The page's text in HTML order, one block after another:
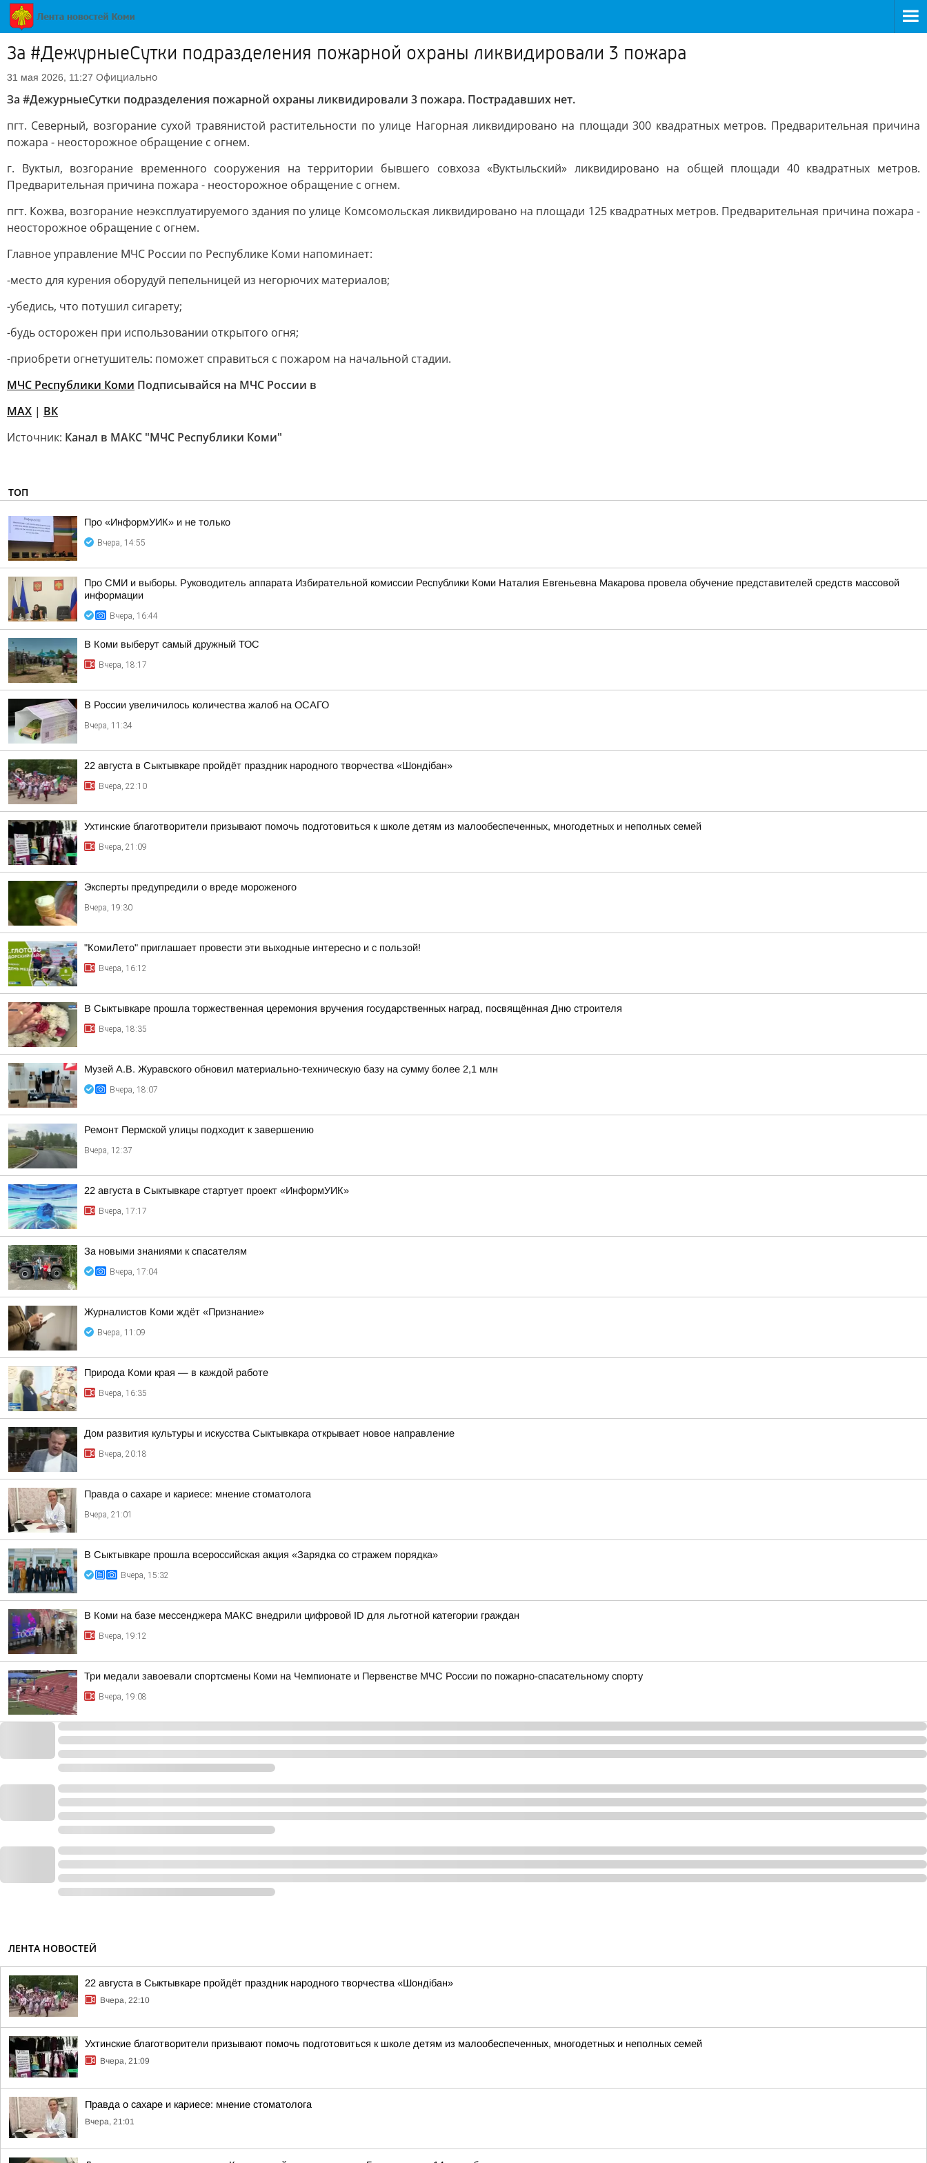
За #ДежурныеСутки подразделения пожарной охраны ликвидировали 3 пожара
31 мая 2026, 11:27 Официально
За #ДежурныеСутки подразделения пожарной охраны ликвидировали 3 пожара. Пострадавших нет.
пгт. Северный, возгорание сухой травянистой растительности по улице Нагорная ликвидировано на площади 300 квадратных метров. Предварительная причина
пожара - неосторожное обращение с огнем.
г. Вуктыл, возгорание временного сооружения на территории бывшего совхоза «Вуктыльский» ликвидировано на общей площади 40 квадратных метров.
Предварительная причина пожара - неосторожное обращение с огнем.
пгт. Кожва, возгорание неэксплуатируемого здания по улице Комсомольская ликвидировано на площади 125 квадратных метров. Предварительная причина пожара -
неосторожное обращение с огнем.
Главное управление МЧС России по Республике Коми напоминает:
-место для курения оборудуй пепельницей из негорючих материалов;
-убедись, что потушил сигарету;
-будь осторожен при использовании открытого огня;
-приобрети огнетушитель: поможет справиться с пожаром на начальной стадии.
МЧС Республики Коми Подписывайся на МЧС России в
MAX | ВК
Источник: Канал в МАКС "МЧС Республики Коми"
ТОП
Про «ИнформУИК» и не только
Вчера, 14:55
Про СМИ и выборы. Руководитель аппарата Избирательной комиссии Республики Коми Наталия Евгеньевна Макарова провела обучение представителей средств массовой
информации
Вчера, 16:44
В Коми выберут самый дружный ТОС
Вчера, 18:17
В России увеличилось количества жалоб на ОСАГО
Вчера, 11:34
22 августа в Сыктывкаре пройдёт праздник народного творчества «Шондібан»
Вчера, 22:10
Ухтинские благотворители призывают помочь подготовиться к школе детям из малообеспеченных, многодетных и неполных семей
Вчера, 21:09
Эксперты предупредили о вреде мороженого
Вчера, 19:30
"КомиЛето" приглашает провести эти выходные интересно и с пользой!
Вчера, 16:12
В Сыктывкаре прошла торжественная церемония вручения государственных наград, посвящённая Дню строителя
Вчера, 18:35
Музей А.В. Журавского обновил материально-техническую базу на сумму более 2,1 млн
Вчера, 18:07
Ремонт Пермской улицы подходит к завершению
Вчера, 12:37
22 августа в Сыктывкаре стартует проект «ИнформУИК»
Вчера, 17:17
За новыми знаниями к спасателям
Вчера, 17:04
Журналистов Коми ждёт «Признание»
Вчера, 11:09
Природа Коми края — в каждой работе
Вчера, 16:35
Дом развития культуры и искусства Сыктывкара открывает новое направление
Вчера, 20:18
Правда о сахаре и кариесе: мнение стоматолога
Вчера, 21:01
В Сыктывкаре прошла всероссийская акция «Зарядка со стражем порядка»
Вчера, 15:32
В Коми на базе мессенджера МАКС внедрили цифровой ID для льготной категории граждан
Вчера, 19:12
Три медали завоевали спортсмены Коми на Чемпионате и Первенстве МЧС России по пожарно-спасательному спорту
Вчера, 19:08
ЛЕНТА НОВОСТЕЙ
22 августа в Сыктывкаре пройдёт праздник народного творчества «Шондібан»
Вчера, 22:10
Ухтинские благотворители призывают помочь подготовиться к школе детям из малообеспеченных, многодетных и неполных семей
Вчера, 21:09
Правда о сахаре и кариесе: мнение стоматолога
Вчера, 21:01